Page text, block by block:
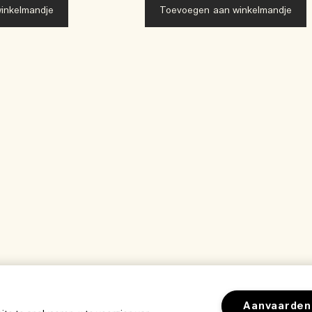
Toevoegen aan winkelmandje
Aanvaarden